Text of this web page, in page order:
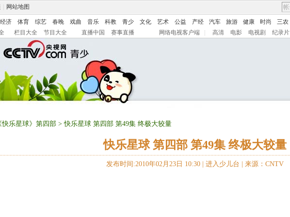
网站地图
经济 体育 综艺 春晚 戏曲 音乐 科教 青少 文化 艺术 公益 产经 汽车 旅游 健康 时尚 三农
栏目大全 节目大全 直播中国 赛事直播 网络电视客户端 高清 电影 电视剧 纪录片
快乐星球》第四部 > 快乐星球 第四部 第49集 终极大较量
快乐星球 第四部 第49集 终极大较量
发布时间:2010年02月23日 10:30 | 进入少儿台 来源：CNTV